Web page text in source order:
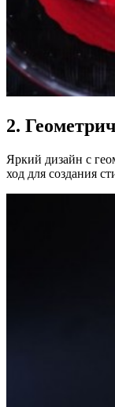
2.
Яркий дизайн с
ход для создания